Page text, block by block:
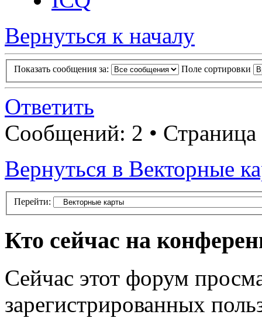
Вернуться к началу
Показать сообщения за: Поле сортировки
Ответить
Сообщений: 2 • Страница
Вернуться в Векторные
Перейти:
Кто сейчас на
Сейчас этот форум
зарегистрированных